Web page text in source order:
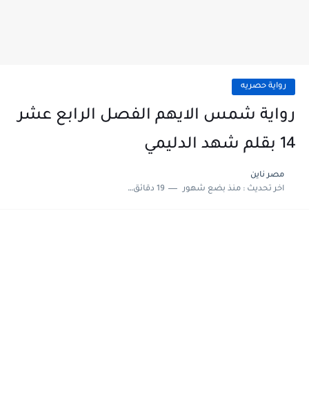
رواية حصريه
رواية شمس الايهم الفصل الرابع عشر
14 بقلم شهد الدليمي
مصر ناين
اخر تحديث :منذ بضع شهور 19 دقائق للقراءة